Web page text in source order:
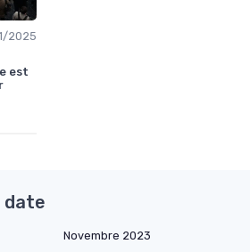
2025
est
date
Novembre 2023